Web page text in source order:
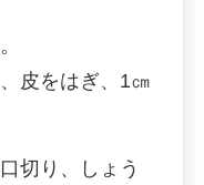
皮をはぎ、1㎝
切り、しょう